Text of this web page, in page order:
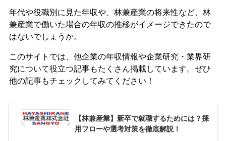
年代や役職別に見た年収や、林兼産業の将来性など、林
兼産業で働いた場合の年収の推移がイメージできたので
はないでしょうか。
このサイトでは、他企業の年収情報や企業研究・業界研
究について役立つ記事もたくさん掲載しています。ぜひ
他の記事もチェックしてみてください！
【林兼産業】新卒で就職するためには？採
用フローや選考対策を徹底解説！